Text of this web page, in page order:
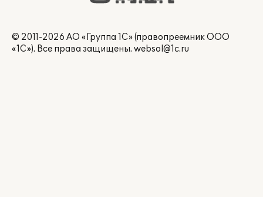
© 2011-2026 АО «Группа 1С» (правопреемник ООО
«1С»). Все права защищены. websol@1c.ru